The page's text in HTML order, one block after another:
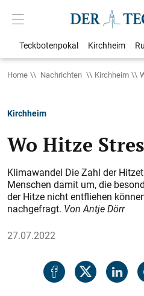
Teckbotenpokal Kirchheim
Home Nachrichten Kirchheim
Kirchheim
Wo Hitze
Klimawandel Die Zahl der
Menschen damit um, die
der Hitze nicht entfliehen
nachgefragt. Von Antje Dörr
27.07.2022